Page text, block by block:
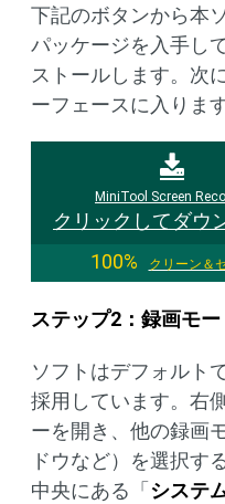
下記のボタンから本
パッケージを入手し
ストールします。次
ーフェースに入ります
MiniTool Screen
クリックしてダウ
100%
クリーン＆
ステップ2：録画モ
ソフトはデフォルト
採用しています。右
ーを開き、他の録画
ドウなど）を選択す
中央にある「 システ